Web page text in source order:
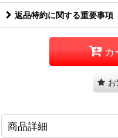
返品特約に関する重要事項
カ
商品詳細